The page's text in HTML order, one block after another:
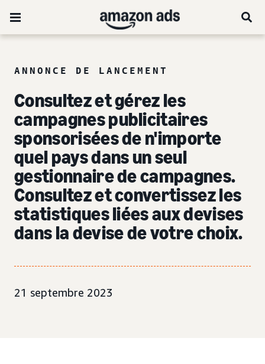
ANNONCE DE LANCEMENT
Consultez et gérez les
campagnes publicitaires
sponsorisées de n'importe
quel pays dans un seul
gestionnaire de campagnes.
Consultez et convertissez les
statistiques liées aux devises
dans la devise de votre choix.
21 septembre 2023